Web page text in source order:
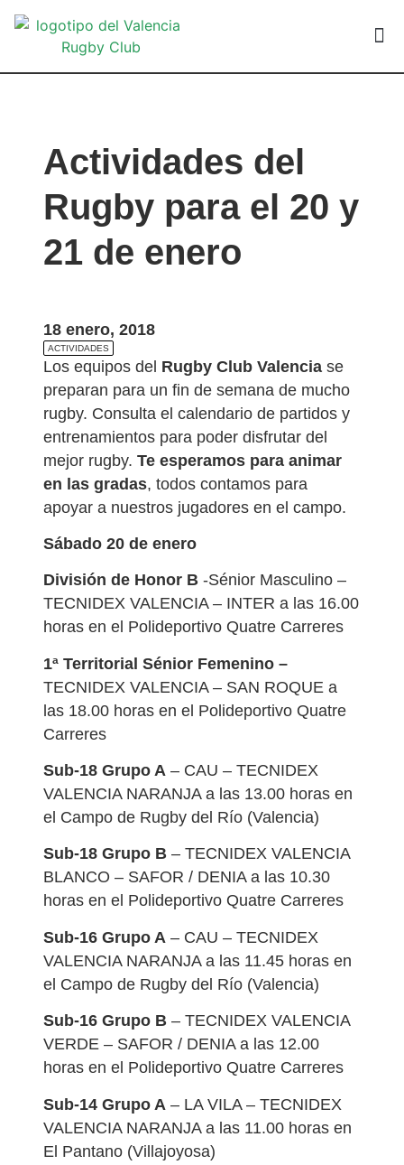
Actividades del
Rugby para el 20 y
21 de enero
18 enero, 2018
ACTIVIDADES
Los equipos del Rugby Club Valencia se
preparan para un fin de semana de mucho
rugby. Consulta el calendario de partidos y
entrenamientos para poder disfrutar del
mejor rugby. Te esperamos para animar
en las gradas, todos contamos para
apoyar a nuestros jugadores en el campo.
Sábado 20 de enero
División de Honor B -Sénior Masculino –
TECNIDEX VALENCIA – INTER a las 16.00
horas en el Polideportivo Quatre Carreres
1ª Territorial Sénior Femenino –
TECNIDEX VALENCIA – SAN ROQUE a
las 18.00 horas en el Polideportivo Quatre
Carreres
Sub-18 Grupo A – CAU – TECNIDEX
VALENCIA NARANJA a las 13.00 horas en
el Campo de Rugby del Río (Valencia)
Sub-18 Grupo B – TECNIDEX VALENCIA
BLANCO – SAFOR / DENIA a las 10.30
horas en el Polideportivo Quatre Carreres
Sub-16 Grupo A – CAU – TECNIDEX
VALENCIA NARANJA a las 11.45 horas en
el Campo de Rugby del Río (Valencia)
Sub-16 Grupo B – TECNIDEX VALENCIA
VERDE – SAFOR / DENIA a las 12.00
horas en el Polideportivo Quatre Carreres
Sub-14 Grupo A – LA VILA – TECNIDEX
VALENCIA NARANJA a las 11.00 horas en
El Pantano (Villajoyosa)